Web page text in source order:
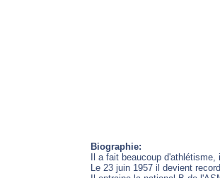
Biographie:
Il a fait beaucoup
Le 23 juin 1957 il devient